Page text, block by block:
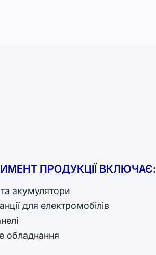
ПРОДУКЦІЇ ВКЛЮЧАЄ:
акумулятори
для електромобілів
обладнання